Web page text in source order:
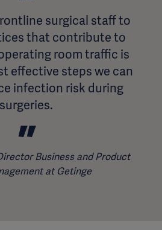
surgical staff to
that contribute to
room traffic is
effective steps we can
infection risk during
surgeries.
Business and Product
at Getinge